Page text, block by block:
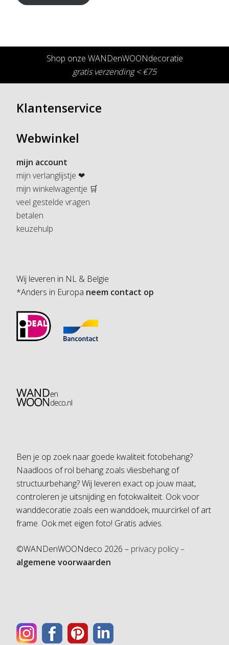
Shop onze WANDenWOONdecoratie
gratis verzending < €75
Klantenservice
Webwinkel
mijn account
mijn verlanglijstje ❤
mijn winkelwagentje 🛒
veel gestelde vragen
betalen
keuzehulp
Wij leveren in NL & Belgie
*Anders in Europa neem contact op
Ben je op zoek naar goede kwaliteit fotobehang?
Naadloos of rol behang zoals vliesbehang of
structuurbehang? Wij leveren exact op jouw maat,
controleren je uitsnijding en fotokwaliteit. Ook voor
wanddecoratie zoals een wanddoek, muurcirkel of art
frame. Ook met eigen foto! Gratis advies.
©WANDenWOONdeco 2026 – privacy policy –
algemene voorwaarden